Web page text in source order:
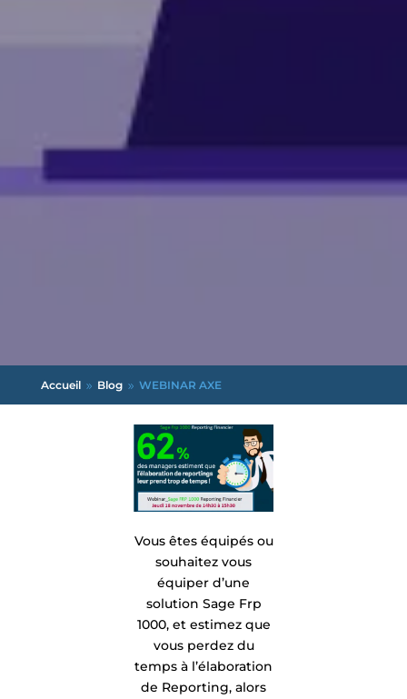
Accueil 9 Blog 9 WEBINAR AXE
Vous êtes équipés ou
souhaitez vous
équiper d’une
solution Sage Frp
1000, et estimez que
vous perdez du
temps à l’élaboration
de Reporting, alors